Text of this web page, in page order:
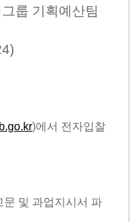
룹 기획예산팀
)에서 전자입찰
문 및 과업지시서 파